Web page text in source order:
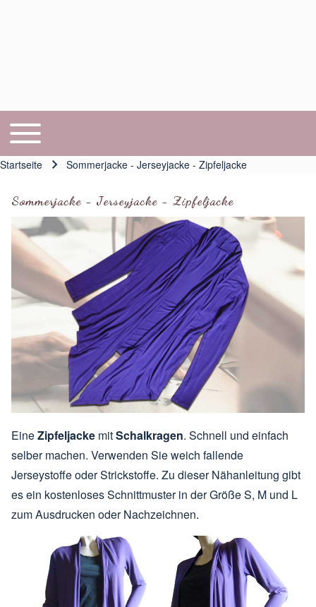
Hauptnavigation
Toggle main menu
Startseite Sommerjacke - Jerseyjacke - Zipfeljacke
Sommerjacke - Jerseyjacke - Zipfeljacke
EineZipfeljacke mitSchalkragen. Schnell und einfach
selber machen. Verwenden Sie weich fallende
Jerseystoffe oderStrickstoffe. Zu dieser Nähanleitung gibt
es ein kostenloses Schnittmuster in der Größe S, M und L
zum Ausdrucken oder Nachzeichnen.